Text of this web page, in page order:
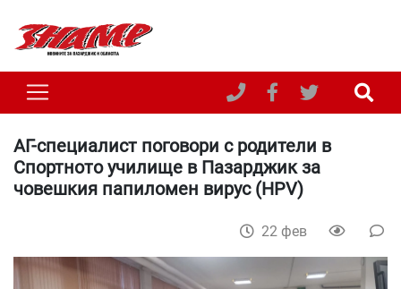
АГ-специалист поговори с родители в
Спортното училище в Пазарджик за
човешкия папиломен вирус (HPV)
22 фев